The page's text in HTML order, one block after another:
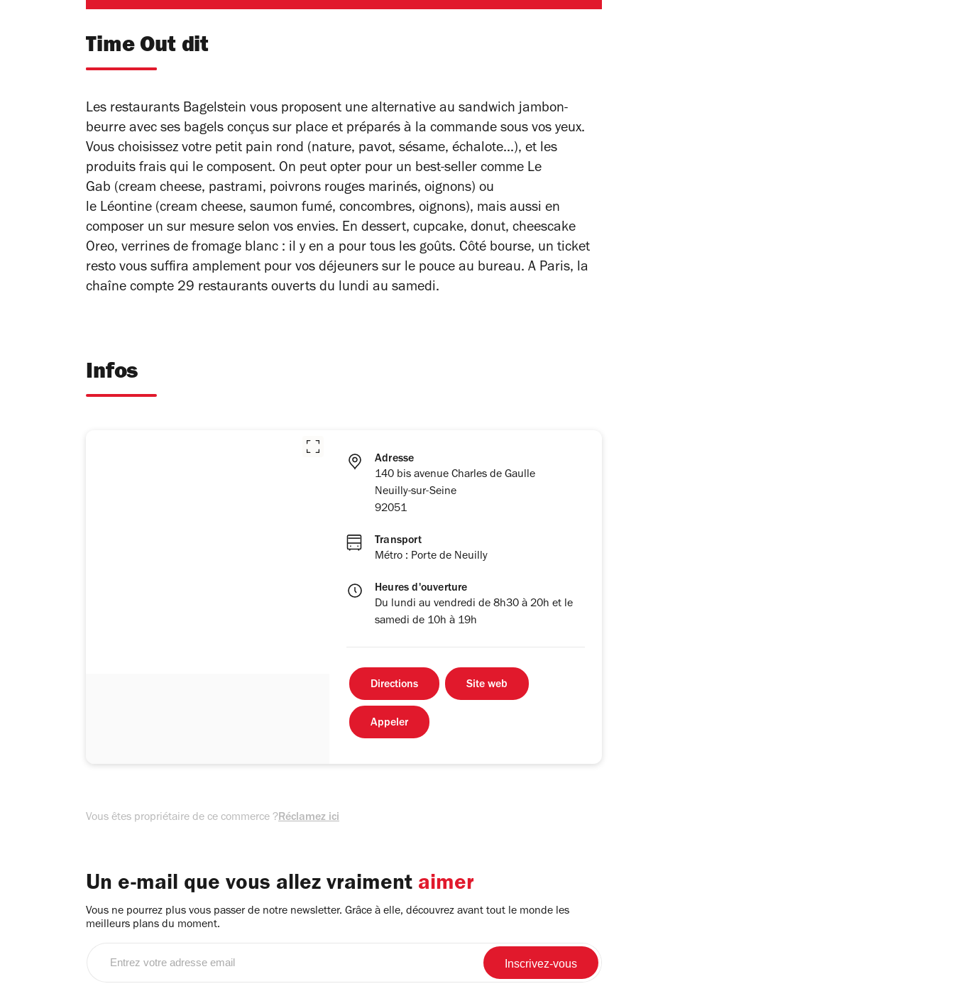
Time Out dit
Les restaurants Bagelstein vous proposent une alternative au sandwich jambon-
beurre avec ses bagels conçus sur place et préparés à la commande sous vos yeux.
Vous choisissez votre petit pain rond (nature, pavot, sésame, échalote...), et les
produits frais qui le composent. On peut opter pour un best-seller comme Le
Gab (cream cheese, pastrami, poivrons rouges marinés, oignons) ou
le Léontine (cream cheese, saumon fumé, concombres, oignons), mais aussi en
composer un sur mesure selon vos envies. En dessert, cupcake, donut, cheescake
Oreo, verrines de fromage blanc : il y en a pour tous les goûts. Côté bourse, un ticket
resto vous suffira amplement pour vos déjeuners sur le pouce au bureau. A Paris, la
chaîne compte 29 restaurants ouverts du lundi au samedi.
Infos
Adresse
140 bis avenue Charles de Gaulle
Neuilly-sur-Seine
92051
Transport
Métro : Porte de Neuilly
Heures d'ouverture
Du lundi au vendredi de 8h30 à 20h et le
samedi de 10h à 19h
Directions Site web
Appeler
Vous êtes propriétaire de ce commerce ?Réclamez ici
Un e-mail que vous allez vraiment aimer
Vous ne pourrez plus vous passer de notre newsletter. Grâce à elle, découvrez avant tout le monde les
meilleurs plans du moment.